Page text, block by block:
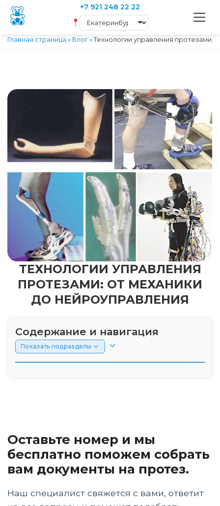
+7 921 248 22 22
Главная страница » Блог»Технологии управления протезами:
ТЕХНОЛОГИИ УПРАВЛЕНИЯ
ПРОТЕЗАМИ: ОТ МЕХАНИКИ
ДО НЕЙРОУПРАВЛЕНИЯ
Содержание и навигация
Показать подразделы
Инновации и будущее технологий
управления протезами
последствия
Оставьте номер и мы
бесплатно поможем собрать
вам документы на протез.
Наш специалист свяжется с вами, ответит